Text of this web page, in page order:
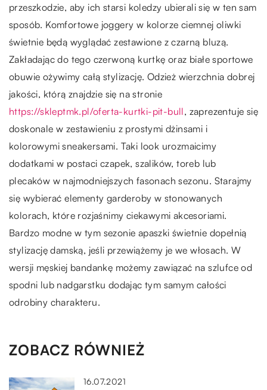
przeszkodzie, aby ich starsi koledzy ubierali się w ten sam
sposób. Komfortowe joggery w kolorze ciemnej oliwki
świetnie będą wyglądać zestawione z czarną bluzą.
Zakładając do tego czerwoną kurtkę oraz białe sportowe
obuwie ożywimy całą stylizację. Odzież wierzchnia dobrej
jakości, którą znajdzie się na stronie
https://skleptmk.pl/oferta-kurtki-pit-bull, zaprezentuje się
doskonale w zestawieniu z prostymi dżinsami i
kolorowymi sneakersami. Taki look urozmaicimy
dodatkami w postaci czapek, szalików, toreb lub
plecaków w najmodniejszych fasonach sezonu. Starajmy
się wybierać elementy garderoby w stonowanych
kolorach, które rozjaśnimy ciekawymi akcesoriami.
Bardzo modne w tym sezonie apaszki świetnie dopełnią
stylizację damską, jeśli przewiążemy je we włosach. W
wersji męskiej bandankę możemy zawiązać na szlufce od
spodni lub nadgarstku dodając tym samym całości
odrobiny charakteru.
ZOBACZ RÓWNIEŻ
16.07.2021